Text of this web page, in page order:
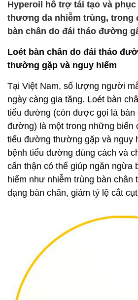
Hyperoil hỗ trợ tái tạo và
thương da nhiễm trùng, trong
bàn chân do đái tháo đường
Loét bàn chân do đái tháo
thường gặp và nguy hiểm
Tại Việt Nam, số lượng người
ngày càng gia tăng. Loét bàn
tiểu đường (còn được gọi là bàn
đường) là một trong những biến
tiểu đường thường gặp và nguy
bệnh tiểu đường đúng cách và
cẩn thận có thể giúp ngăn ngừa
hiểm như nhiễm trùng bàn chân
dạng bàn chân, giảm tỷ lệ cắt